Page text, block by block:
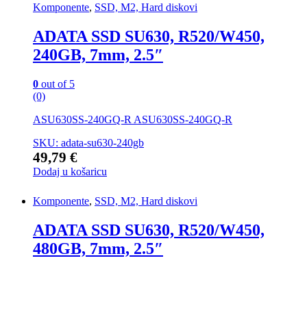
Komponente, SSD, M2, Hard diskovi
ADATA SSD SU630, R520/W450,
240GB, 7mm, 2.5″
0 out of 5
(0)
ASU630SS-240GQ-R ASU630SS-240GQ-R
SKU: adata-su630-240gb
49,79 €
Dodaj u košaricu
Komponente, SSD, M2, Hard diskovi
ADATA SSD SU630, R520/W450,
480GB, 7mm, 2.5″